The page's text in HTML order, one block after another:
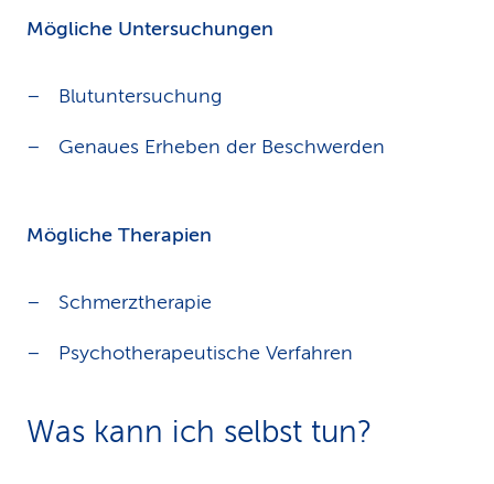
Mögliche Untersuchungen
Blutuntersuchung
Genaues Erheben der Beschwerden
Mögliche Therapien
Schmerztherapie
Psychotherapeutische Verfahren
Was kann ich selbst tun?